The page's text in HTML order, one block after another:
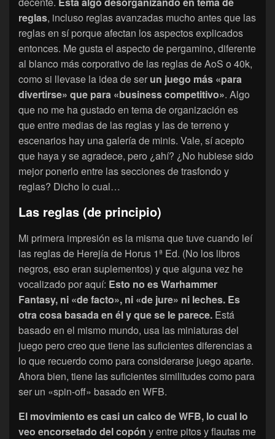
reglas, incluso reglas avanzadas mucho antes que las
reglas en sí porque afectan los aspectos explicados
entonces. Me gusta el aspecto de pergamino, diferente
al blanco más corporativo de las reglas de AoS o 40k,
como si llevase la idea de ser un juego más «para
divertirse» que para «business competitivo». Algo
que no me ha gustado en tema de organización es
que entre medias de las reglas y las de terreno y
escenarios hay una galería de minis. Vale, sí acepto
que haya y se agradece, pero ¿ahí? ¿No hubiese sido
mejor ponerlo entre las secciones de trasfondo y
reglas? Dicho lo cual…
Las reglas (de principio)
Mi primera impresión es la misma que tuve cuando leí
las reglas de Herejía de Horus 1ª Ed. (No los libros
negros, eso eran suplementos) y que alguna vez he
vocalizado por aquí: Esto no es Warhammer
Fantasy, ni «de facto», ni «de jure» ni leches. Es
otra cosa basada en él y que se le parece. Está
basado en el mismo mundo, usa las miniaturas del
juego pero creo que tiene las suficientes diferencias a
lo que recuerdo como para considerarse juego aparte.
Ahora bien, tiene las suficientes similitudes como para
ser un «spin-off» basado en WFB.
El movimiento es casi un calco de WFB, lo cual lo
veo encorsetado del copón y entre pitos y flautas me